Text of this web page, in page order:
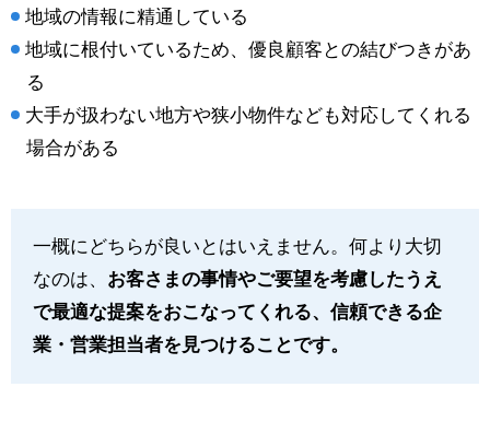
地域の情報に精通している
地域に根付いているため、優良顧客との結びつきがあ
る
大手が扱わない地方や狭小物件なども対応してくれる
場合がある
一概にどちらが良いとはいえません。何より大切
なのは、 お客さまの事情やご要望を考慮したうえ
で最適な提案をおこなってくれる、信頼できる企
業・営業担当者を見つけることです。